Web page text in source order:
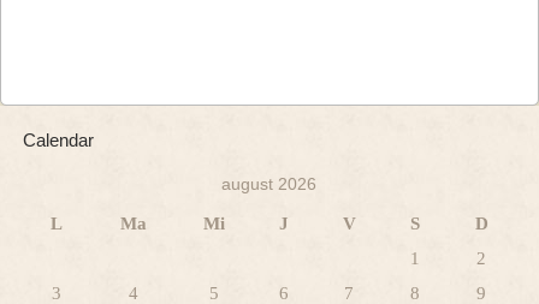
Calendar
august 2026
L Ma Mi J V S
D
1
2
3
4 5 6 7 8
9